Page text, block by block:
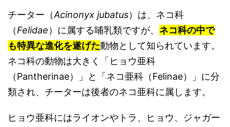
チーター（Acinonyx jubatus）は、ネコ科
（Felidae）に属する哺乳類ですが、 ネコ科の中で
も特異な進化を遂げた動物として知られています。
ネコ科の動物は大きく「ヒョウ亜科
（Pantherinae）」と「ネコ亜科（Felinae）」に分
類され、チーターは後者のネコ亜科に属します。
ヒョウ亜科にはライオンやトラ、ヒョウ、ジャガー